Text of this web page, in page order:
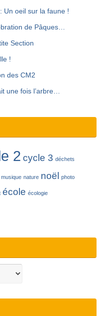
Un oeil sur la faune !
de Pâques…
Section
!
des CM2
une fois l’arbre…
2 cycle 3 déchets
musique nature noël photo
école écologie